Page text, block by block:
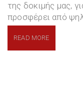
της δοκιμής μας,
προσφέρει από
READ MORE